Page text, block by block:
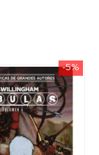
-5%